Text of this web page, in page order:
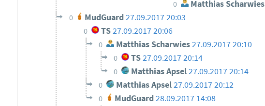
0 Matthias Scharwies
0 MudGuard 27.09.2017 20:03
0 TS27.09.2017 20:06
0 Matthias Scharwies27.09.2017 20:10
0 TS27.09.2017 20:14
0 Matthias Apsel27.09.2017 20:14
0 Matthias Apsel27.09.2017 20:12
0 MudGuard 28.09.2017 14:08